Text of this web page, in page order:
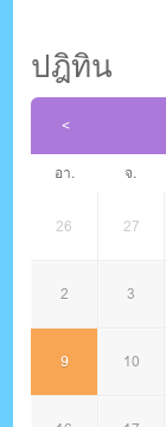
ปฎิทิน
อา. จ.
26 27
2 3
9 10